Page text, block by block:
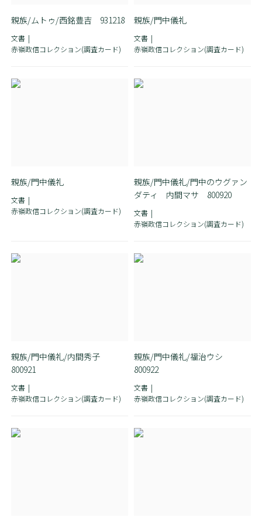
親族/ムトゥ/西銘豊吉 931218
文書
赤嶺政信コレクション(調査カード)
親族/門中儀礼
文書
赤嶺政信コレクション(調査カード)
親族/門中儀礼
文書
赤嶺政信コレクション(調査カード)
親族/門中儀礼/門中のウグァン
ダティ 内間マサ 800920
文書
赤嶺政信コレクション(調査カード)
親族/門中儀礼/内間秀子
800921
文書
赤嶺政信コレクション(調査カード)
親族/門中儀礼/福治ウシ
800922
文書
赤嶺政信コレクション(調査カード)